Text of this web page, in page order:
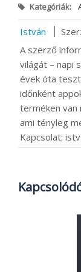
Kategóriák:
István
A szerző
világát – napi
évek óta
időnként
terméken van
ami tényleg
Kapcsolat: